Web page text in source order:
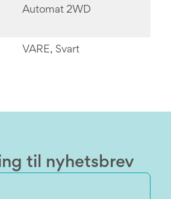
Automat 2WD
VARE, Svart
til nyhetsbrev